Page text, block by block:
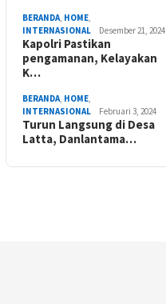
BERANDA, HOME,
INTERNASIONAL
Desember 21, 2024
Kapolri Pastikan
pengamanan, Kelayakan
K…
BERANDA, HOME,
INTERNASIONAL
Februari 3, 2024
Turun Langsung di Desa
Latta, Danlantama…